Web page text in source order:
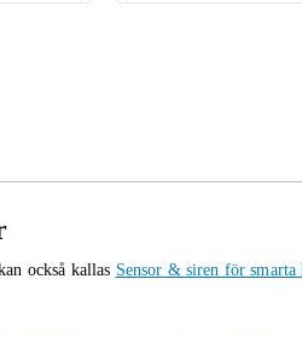
också kallas Sensor & siren för smarta